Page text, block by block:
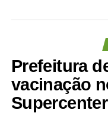
Prefeitura
vacinação